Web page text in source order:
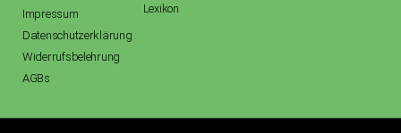
Impressum
Datenschutzerklärung
Widerrufsbelehrung
AGBs
Lexikon